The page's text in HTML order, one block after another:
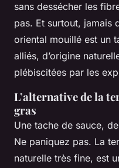
sans dessécher les
pas. Et surtout, jamais
oriental mouillé est un
alliés, d’origine
plébiscitées par les
L’alternative de la
gras
Une tache de sauce,
Ne paniquez pas. La
naturelle très fine, est